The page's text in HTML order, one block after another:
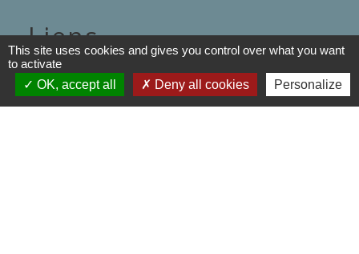
Liens
Département de l'Oise
Région Hauts de France
This site uses cookies and gives you control over what you want
to activate
OK, accept all
Deny all cookies Personalize